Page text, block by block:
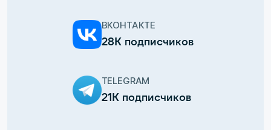
ВКОНТАКТЕ
28К подписчиков
TELEGRAM
21К подписчиков